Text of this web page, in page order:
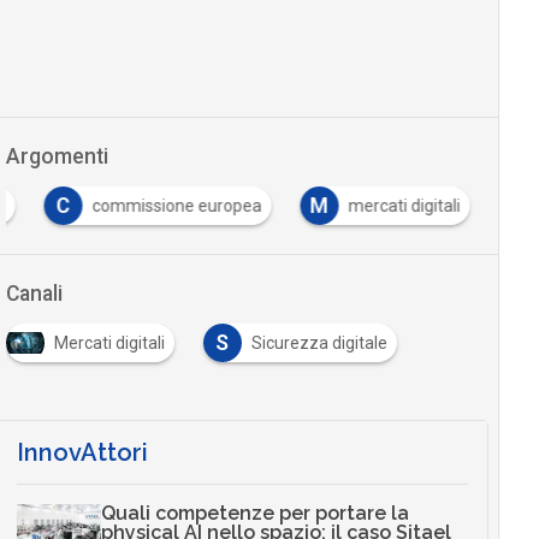
Argomenti
C commissione europea M mercati digitali
Canali
Mercati digitali S Sicurezza digitale
InnovAttori
Quali competenze per portare la
physical AI nello spazio: il caso Sitael